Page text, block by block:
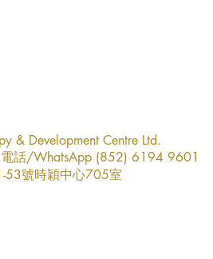
& Development Centre Ltd.
電話/WhatsApp (852) 6194 9601
53號時穎中心705室